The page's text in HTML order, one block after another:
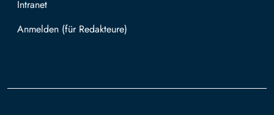
Intranet
Mit TUBAF Login anmelden